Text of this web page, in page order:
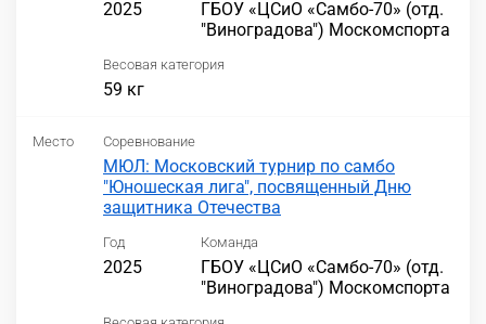
2025
ГБОУ «ЦСиО «Самбо-70» (отд.
"Виноградова") Москомспорта
Весовая категория
59 кг
Место Соревнование
МЮЛ: Московский турнир по самбо
"Юношеская лига", посвященный Дню
защитника Отечества
Год
2025
Команда
ГБОУ «ЦСиО «Самбо-70» (отд.
"Виноградова") Москомспорта